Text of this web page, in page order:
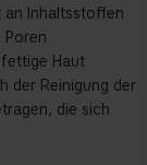
an Inhaltsstoffen
Poren
Haut
der Reinigung der
die sich